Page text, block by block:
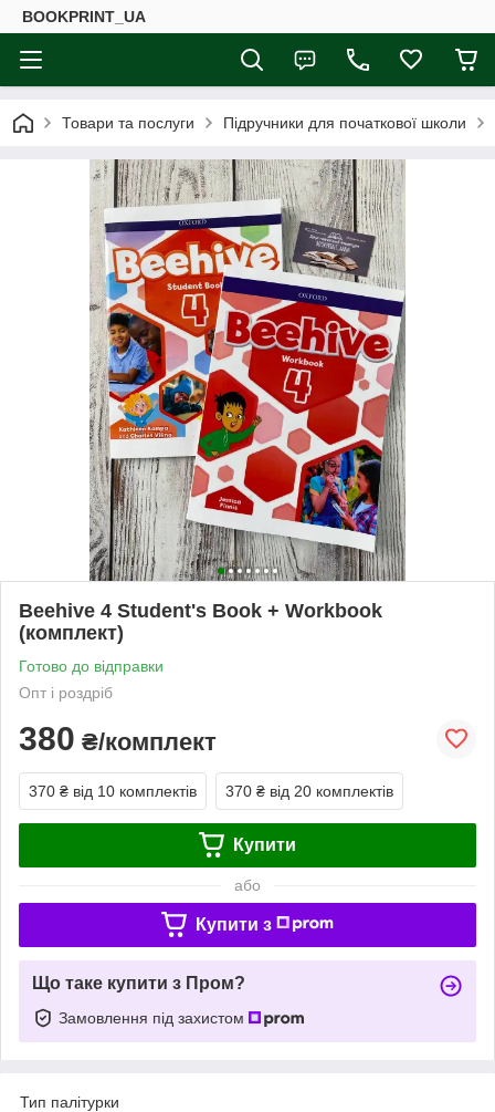
BOOKPRINT_UA
Товари та послуги Підручники для початкової школи
Beehive 4 Student's Book + Workbook
(комплект)
Готово до відправки
Опт і роздріб
380 ₴/комплект
370 ₴ від 10 комплектів 370 ₴ від 20 комплектів
Купити
або
Купити з
Що таке купити з Пром?
Замовлення під захистом
Тип палітурки